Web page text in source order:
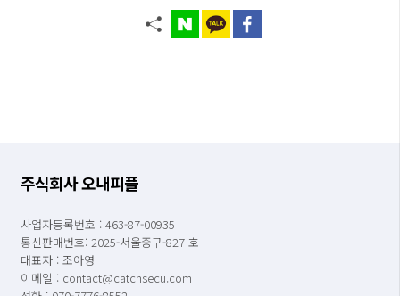
주식회사 오내피플
사업자등록번호 : 463-87-00935
통신판매번호: 2025-서울중구-827 호
대표자 : 조아영
이메일 : contact@catchsecu.com